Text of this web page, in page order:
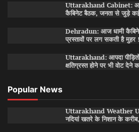
Uttarakhand Cabinet: आज
कैबिनेट बैठक, जनता से जुड़े
Dehradun: आज धामी
प्रस्तावों पर लग सकती है मुहर !
Uttarakhand: आपदा
क्षतिग्रस्त होने पर भी वोट देने
Popular News
Uttarakhand Weather
नदियां खतरे के निशान के